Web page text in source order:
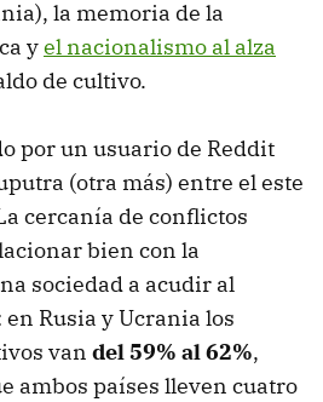
la memoria de la
yel nacionalismo al alza
de cultivo.
por un usuario de Reddit
(otra más) entre el este
cercanía de conflictos
bien con la
sociedad a acudir al
Rusia y Ucrania los
van del 59% al 62%,
ambos países lleven cuatro